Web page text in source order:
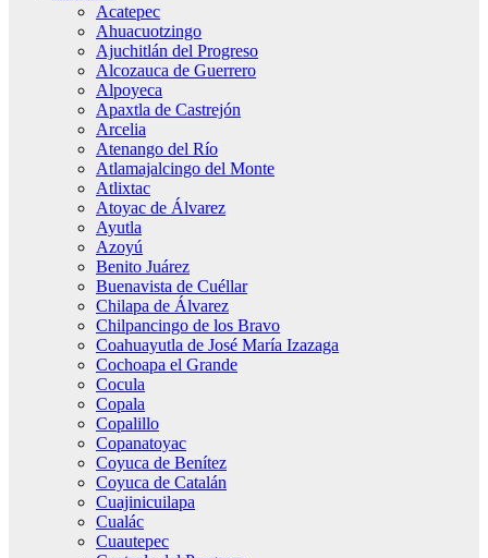
Acatepec
Ahuacuotzingo
Ajuchitlán del Progreso
Alcozauca de Guerrero
Alpoyeca
Apaxtla de Castrejón
Arcelia
Atenango del Río
Atlamajalcingo del Monte
Atlixtac
Atoyac de Álvarez
Ayutla
Azoyú
Benito Juárez
Buenavista de Cuéllar
Chilapa de Álvarez
Chilpancingo de los Bravo
Coahuayutla de José María Izazaga
Cochoapa el Grande
Cocula
Copala
Copalillo
Copanatoyac
Coyuca de Benítez
Coyuca de Catalán
Cuajinicuilapa
Cualác
Cuautepec